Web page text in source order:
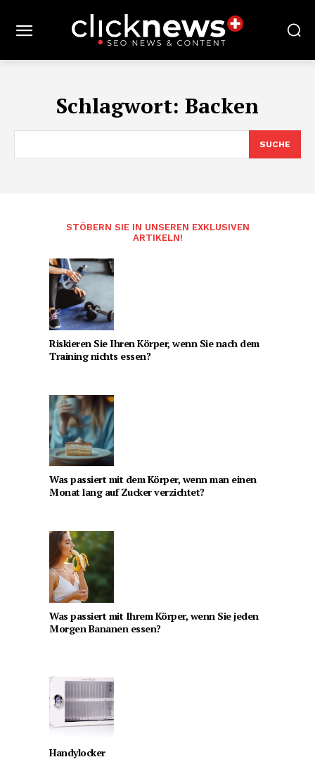
Schlagwort: Backen
SUCHE
STÖBERN SIE IN UNSEREN EXKLUSIVEN
ARTIKELN!
Riskieren Sie Ihren Körper, wenn Sie nach dem
Training nichts essen?
Was passiert mit dem Körper, wenn man einen
Monat lang auf Zucker verzichtet?
Was passiert mit Ihrem Körper, wenn Sie jeden
Morgen Bananen essen?
Handylocker